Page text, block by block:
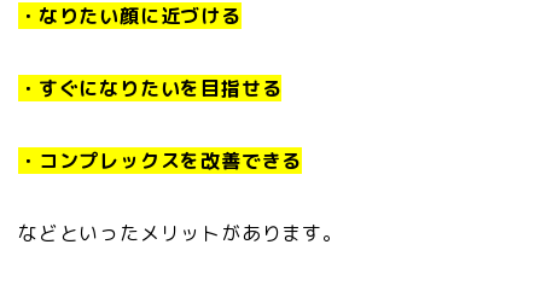
・なりたい顔に近づける
・すぐになりたいを目指せる
・コンプレックスを改善できる
などといったメリットがあります。